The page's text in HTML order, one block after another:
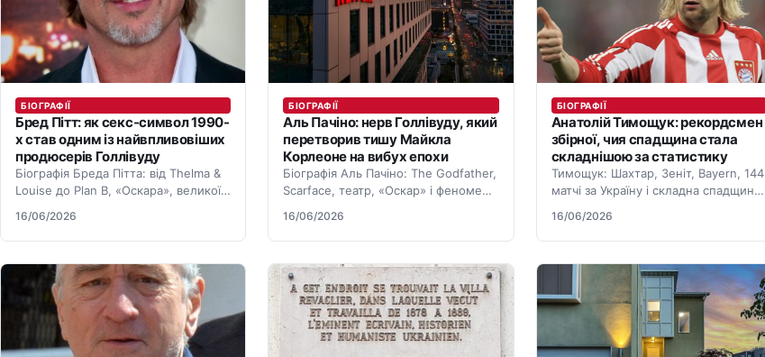
БІОГРАФІЇ
Бред Пітт: як секс-символ 1990-
х став одним із найвпливовіших
продюсерів Голлівуду
Біографія Бреда Пітта: від Thelma &
Louise до Plan B, «Оскара», великої
16/06/2026
БІОГРАФІЇ
Аль Пачіно: нерв Голлівуду, який
перетворив тишу Майкла
Корлеоне на вибух епохи
Біографія Аль Пачіно: The Godfather,
Scarface, театр, «Оскар» і феномен
16/06/2026
БІОГРАФІЇ
Анатолій Тимощук: рекордсмен
збірної, чия спадщина стала
складнішою за статистику
Тимощук: Шахтар, Зеніт, Bayern, 144
матчі за Україну і складна спадщина
16/06/2026